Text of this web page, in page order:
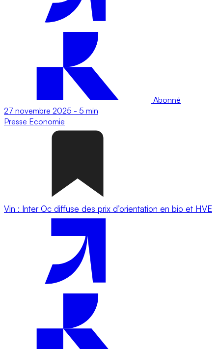
Abonné
27 novembre 2025 - 5 min
Presse Economie
Vin : Inter Oc diffuse des prix d’orientation en bio et HVE